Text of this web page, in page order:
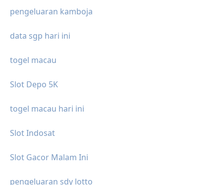
pengeluaran kamboja
data sgp hari ini
togel macau
Slot Depo 5K
togel macau hari ini
Slot Indosat
Slot Gacor Malam Ini
pengeluaran sdy lotto